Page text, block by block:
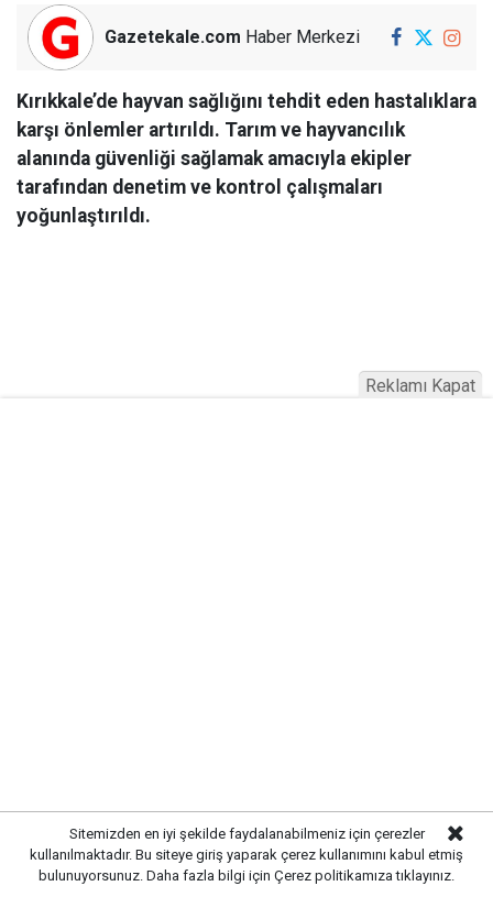
Gazetekale.com Haber Merkezi
Kırıkkale’de hayvan sağlığını tehdit eden hastalıklara
karşı önlemler artırıldı. Tarım ve hayvancılık
alanında güvenliği sağlamak amacıyla ekipler
tarafından denetim ve kontrol çalışmaları
yoğunlaştırıldı.
İÇİN ÖNLEMLER ARTIRILDI
Kırıkkale’de hayvan hastalıklarının yayılmasını önlemek
Sitemizden en iyi şekilde faydalanabilmeniz için çerezler
kullanılmaktadır. Bu siteye giriş yaparak çerez kullanımını kabul etmiş
bulunuyorsunuz. Daha fazla bilgi için Çerez politikamıza tıklayınız.
Reklamı Kapat